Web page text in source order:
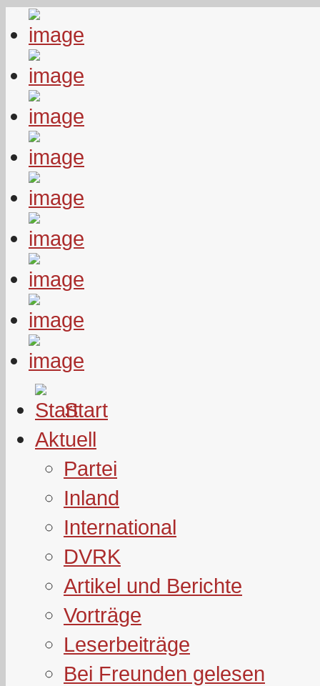
Start
Aktuell
Partei
Inland
International
DVRK
Artikel und Berichte
Vorträge
Leserbeiträge
Bei Freunden gelesen